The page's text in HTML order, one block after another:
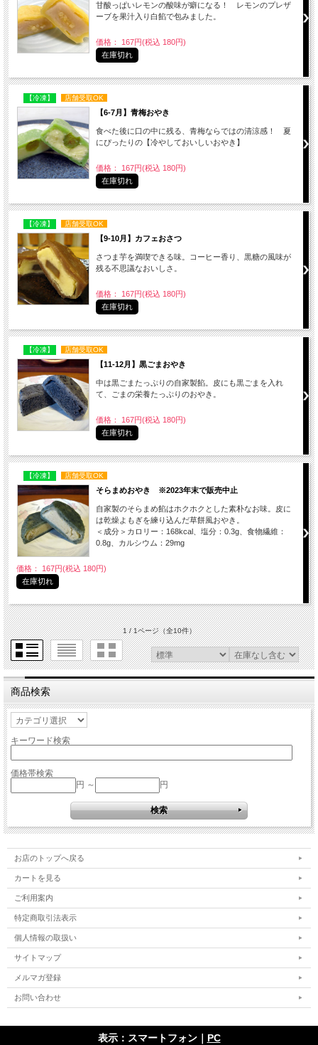
甘酸っぱいレモンの酸味が癖になる！ レモンのプレザ
ーブを果汁入り白餡で包みました。
価格： 167円(税込 180円)
在庫切れ
【冷凍】 店舗受取OK
【6-7月】青梅おやき
食べた後に口の中に残る、青梅ならではの清涼感！ 夏
にぴったりの【冷やしておいしいおやき】
価格： 167円(税込 180円)
在庫切れ
【冷凍】 店舗受取OK
【9-10月】カフェおさつ
さつま芋を満喫できる味。コーヒー香り、黒糖の風味が
残る不思議なおいしさ。
価格： 167円(税込 180円)
在庫切れ
【冷凍】 店舗受取OK
【11-12月】黒ごまおやき
中は黒ごまたっぷりの自家製餡。皮にも黒ごまを入れ
て、ごまの栄養たっぷりのおやき。
価格： 167円(税込 180円)
在庫切れ
【冷凍】 店舗受取OK
そらまめおやき ※2023年末で販売中止
自家製のそらまめ餡はホクホクとした素朴なお味。皮に
は乾燥よもぎを練り込んだ草餅風おやき。
＜成分＞カロリー：168kcal、塩分：0.3g、食物繊維：
0.8g、カルシウム：29mg
価格： 167円(税込 180円)
在庫切れ
1 / 1ページ（全10件）
商品検索
キーワード検索
価格帯検索
円 ～
円
お店のトップへ戻る
カートを見る
ご利用案内
特定商取引法表示
個人情報の取扱い
サイトマップ
メルマガ登録
お問い合わせ
表示：スマートフォン｜ PC